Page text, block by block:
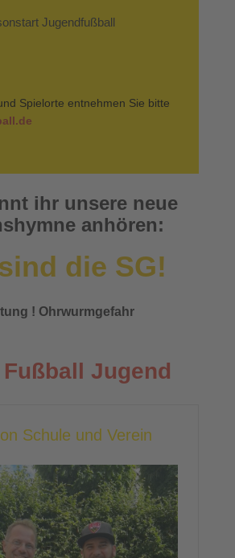
Jugendfußball
Spielorte entnehmen Sie bitte
ihr unsere neue
anhören:
die SG!
! Ohrwurmgefahr
Fußball Jugend
Schule und Verein